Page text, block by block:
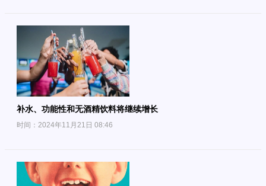
补水、功能性和无酒精饮料将继续增长
时间：2024年11月21日 08:46